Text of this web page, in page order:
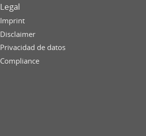
Legal
Imprint
Disclaimer
Privacidad de datos
Compliance